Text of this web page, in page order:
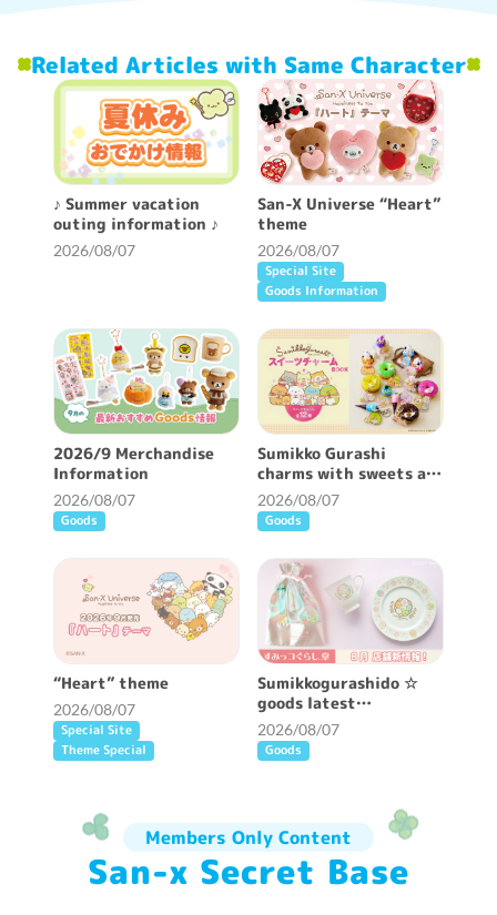
Related Articles with Same Character
♪ Summer vacation
outing information ♪
2026/08/07
San-X Universe “Heart”
theme
2026/08/07
Special Site
Goods Information
2026/9 Merchandise
Information
2026/08/07
Goods
Sumikko Gurashi
charms with sweets are
now available ♪
2026/08/07
Goods
“Heart” theme
2026/08/07
Special Site
Theme Special
Sumikkogurashido ☆
goods latest
information ♪
2026/08/07
Goods
Members Only Content
San-x Secret Base